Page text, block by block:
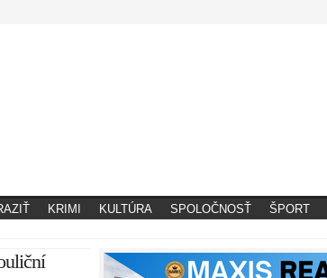
KRIMI KULTÚRA SPOLOČNOSŤ ŠPORT